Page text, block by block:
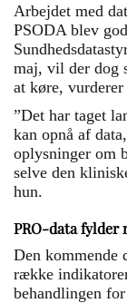
Arbejdet med
PSODA blev
maj, vil der dog
at køre,
”Det har taget
kan opnå af
oplysninger om
selve den
hun.
PRO-data fylder
Den kommende
række
behandlingen